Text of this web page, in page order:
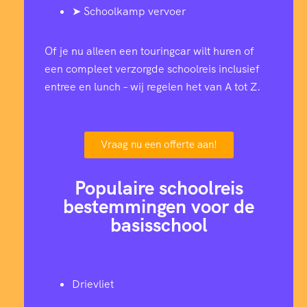
➤ Schoolkamp vervoer
Of je nu alleen een touringcar wilt huren of
een compleet verzorgde schoolreis inclusief
entree en lunch – wij regelen het van A tot Z.
Vraag nu een offerte aan!
Populaire schoolreis
bestemmingen voor de
basisschool
Drievliet